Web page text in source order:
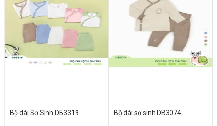
Bộ dài Sơ Sinh DB3319 Bộ dài sơ sinh DB3074